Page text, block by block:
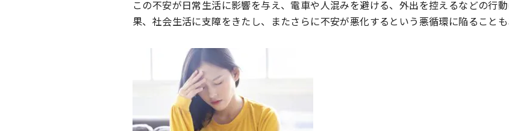
この不安が日常生活に影響を与え、電車や人混みを避ける、外出を控えるなどの行
果、社会生活に支障をきたし、またさらに不安が悪化するという悪循環に陥ることも